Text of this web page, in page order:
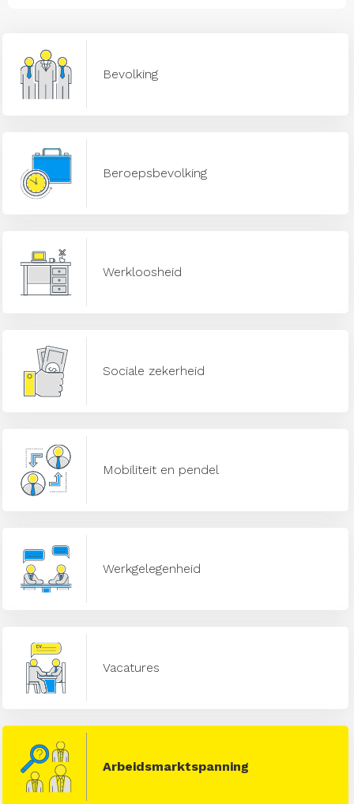
Bevolking
Beroepsbevolking
Werkloosheid
Sociale zekerheid
Mobiliteit en pendel
Werkgelegenheid
Vacatures
Arbeidsmarktspanning